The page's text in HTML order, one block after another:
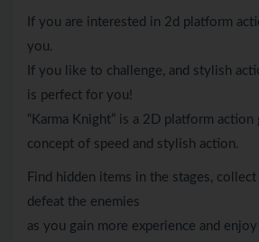
If you are interested in 2d platform
you.
If you like to challenge, and stylish
is perfect for you!
“Karma Knight” is a 2D platform action
concept of speed and stylish action.
Find hidden items in the stages,
defeat the enemies
as you gain more experience and